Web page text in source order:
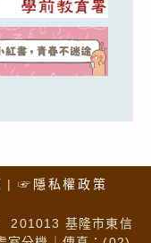
☞隱私權政策
201013 基隆市東信